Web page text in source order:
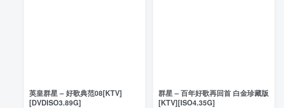
英皇群星 – 好歌典范08[KTV]
[DVDISO3.89G]
群星 – 百年好歌再回首 白金珍藏版
[KTV][ISO4.35G]